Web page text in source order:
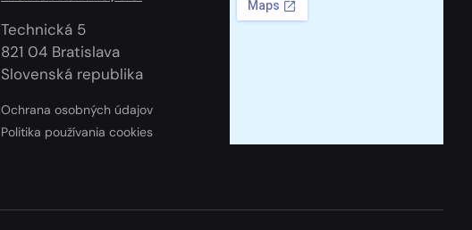
Technická 5
821 04 Bratislava
Slovenská republika
Ochrana osobných údajov
Politika používania cookies